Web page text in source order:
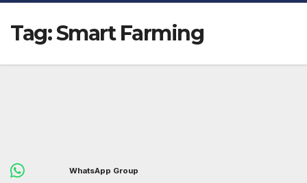
Tag:Smart Farming
WhatsApp Group